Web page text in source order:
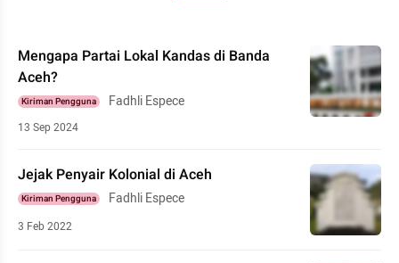
Mengapa Partai Lokal Kandas di Banda
Aceh?
Kiriman Pengguna Fadhli Espece
13 Sep 2024
Jejak Penyair Kolonial di Aceh
Kiriman Pengguna Fadhli Espece
3 Feb 2022